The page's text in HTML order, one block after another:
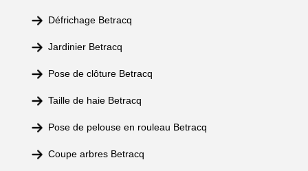
Défrichage Betracq
Jardinier Betracq
Pose de clôture Betracq
Taille de haie Betracq
Pose de pelouse en rouleau Betracq
Coupe arbres Betracq